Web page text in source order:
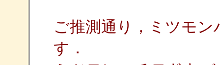
ご推測通り，ミツモ
す．